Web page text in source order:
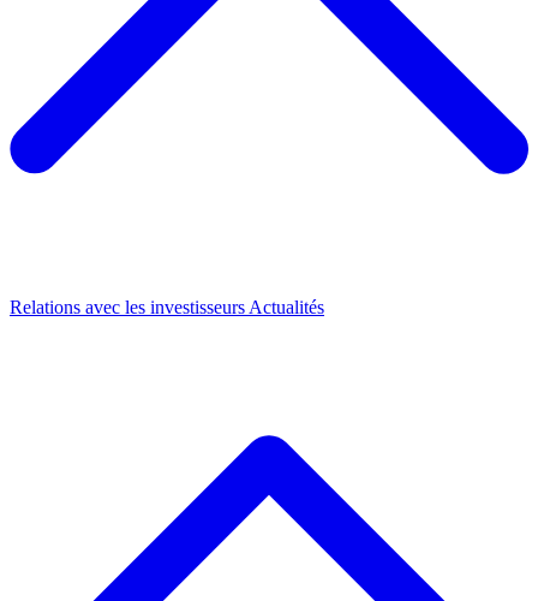
Relations avec les investisseurs Actualités